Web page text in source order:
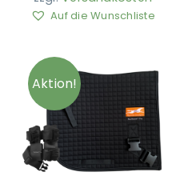
Auf die Wunschliste
Aktion!